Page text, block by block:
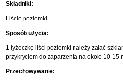
Składniki:
Liście poziomki.
Sposób użycia:
1 łyżeczkę liści poziomki należy zalać
przykryciem do zaparzenia na około 10-15
Przechowywanie: